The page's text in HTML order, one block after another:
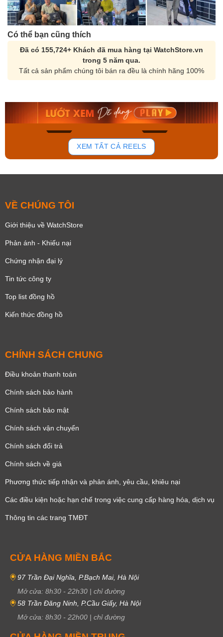
Có thể bạn cũng thích
Đã có 155,724+ Khách đã mua hàng tại WatchStore.vn
trong 5 năm qua.
Tất cả sản phẩm chúng tôi bán ra đều là chính hãng 100%
172
Orient Nam RA-
Mua ngay
Casio Nam MTS-
Mua ngay
XEM TẤT CẢ REELS
VỀ CHÚNG TÔI
Giới thiệu về WatchStore
Phản ánh - Khiếu nại
Chứng nhận đại lý
Tin tức công ty
Top list đồng hồ
Kiến thức đồng hồ
CHÍNH SÁCH CHUNG
Điều khoản thanh toán
Chính sách bảo hành
Chính sách bảo mật
Chính sách vận chuyển
Chính sách đổi trả
Chính sách về giá
Phương thức tiếp nhận và phản ánh, yêu cầu, khiêu nại
Các điều kiện hoặc hạn chế trong việc cung cấp hàng hóa, dịch vụ
Thông tin các trang TMĐT
CỬA HÀNG MIỀN BẮC
97 Trần Đại Nghĩa, P.Bạch Mai, Hà Nội
Mở cửa: 8h30 - 22h30 | chỉ đường
58 Trần Đăng Ninh, P.Cầu Giấy, Hà Nội
Mở cửa: 8h30 - 22h00 | chỉ đường